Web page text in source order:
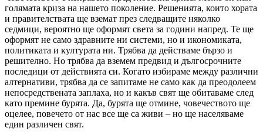
голямата криза на нашето поколение. Решенията, които хората
и правителствата ще вземат през следващите няколко
седмици, вероятно ще оформят света за години напред. Те ще
оформят не само здравните ни системи, но и икономиката,
политиката и културата ни. Трябва да действаме бързо и
решително. Но трябва да вземем предвид и дългосрочните
последици от действията си. Когато избираме между различни
алтернативи, трябва да се запитаме не само как да преодолеем
непосредствената заплаха, но и какъв свят ще обитаваме след
като премине бурята. Да, бурята ще отмине, човечеството ще
оцелее, повечето от нас все ще са живи – но ще населяваме
един различен свят.